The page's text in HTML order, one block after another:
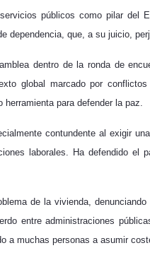
públicos como pilar del
dependencia, que, a su juicio,
dentro de la ronda de
global marcado por
para defender la paz.
contundente al exigir
laborales. Ha defendido
de la vivienda,
entre administraciones
a muchas personas a asumir